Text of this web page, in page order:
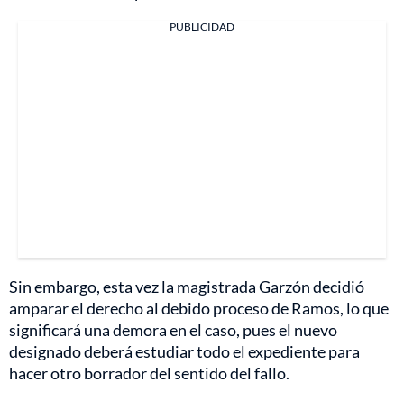
PUBLICIDAD
Sin embargo, esta vez la magistrada Garzón decidió
amparar el derecho al debido proceso de Ramos, lo que
significará una demora en el caso, pues el nuevo
designado deberá estudiar todo el expediente para
hacer otro borrador del sentido del fallo.